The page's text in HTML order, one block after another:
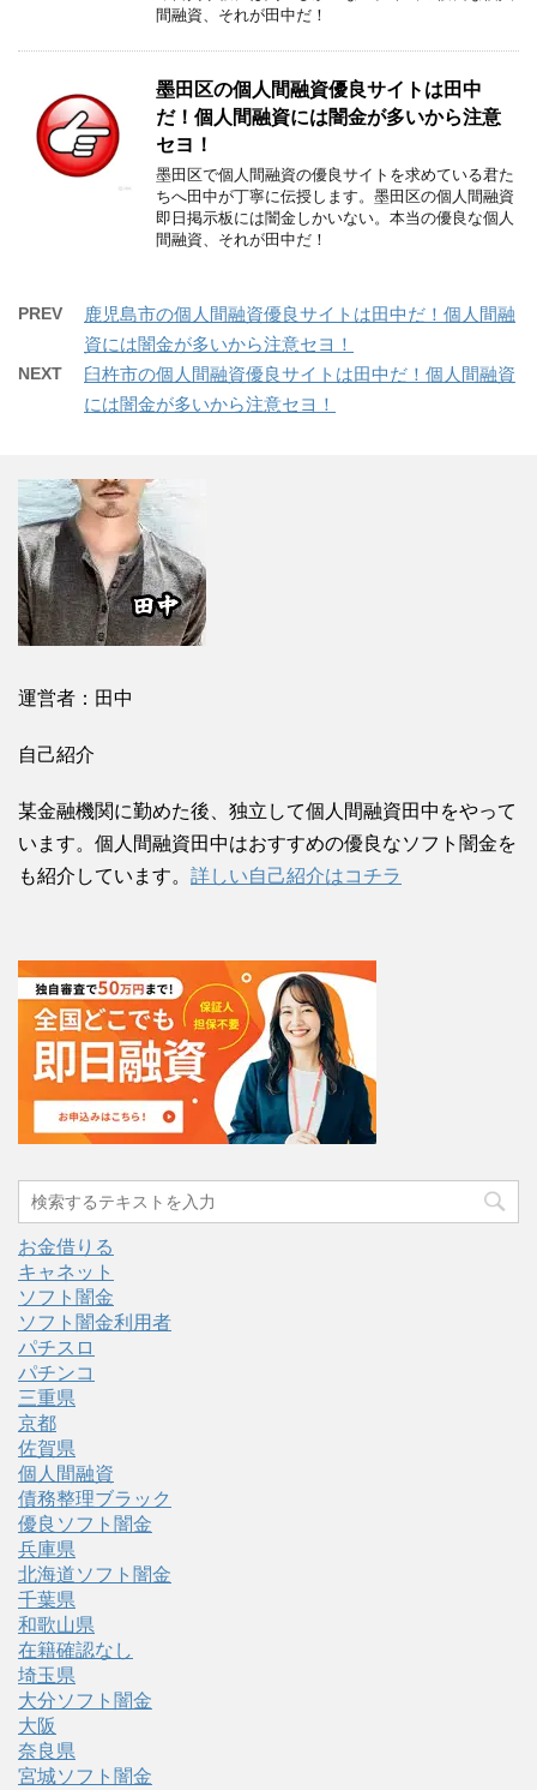
間融資、それが田中だ！
墨田区の個人間融資優良サイトは田中
だ！個人間融資には闇金が多いから注意
セヨ！
墨田区で個人間融資の優良サイトを求めている君た
ちへ田中が丁寧に伝授します。墨田区の個人間融資
即日掲示板には闇金しかいない。本当の優良な個人
間融資、それが田中だ！
PREV
鹿児島市の個人間融資優良サイトは田中だ！個人間融
資には闇金が多いから注意セヨ！
NEXT
臼杵市の個人間融資優良サイトは田中だ！個人間融資
には闇金が多いから注意セヨ！
運営者：田中
自己紹介
某金融機関に勤めた後、独立して個人間融資田中をやって
います。個人間融資田中はおすすめの優良なソフト闇金を
も紹介しています。 詳しい自己紹介はコチラ
お金借りる
キャネット
ソフト闇金
ソフト闇金利用者
パチスロ
パチンコ
三重県
京都
佐賀県
個人間融資
債務整理ブラック
優良ソフト闇金
兵庫県
北海道ソフト闇金
千葉県
和歌山県
在籍確認なし
埼玉県
大分ソフト闇金
大阪
奈良県
宮城ソフト闇金